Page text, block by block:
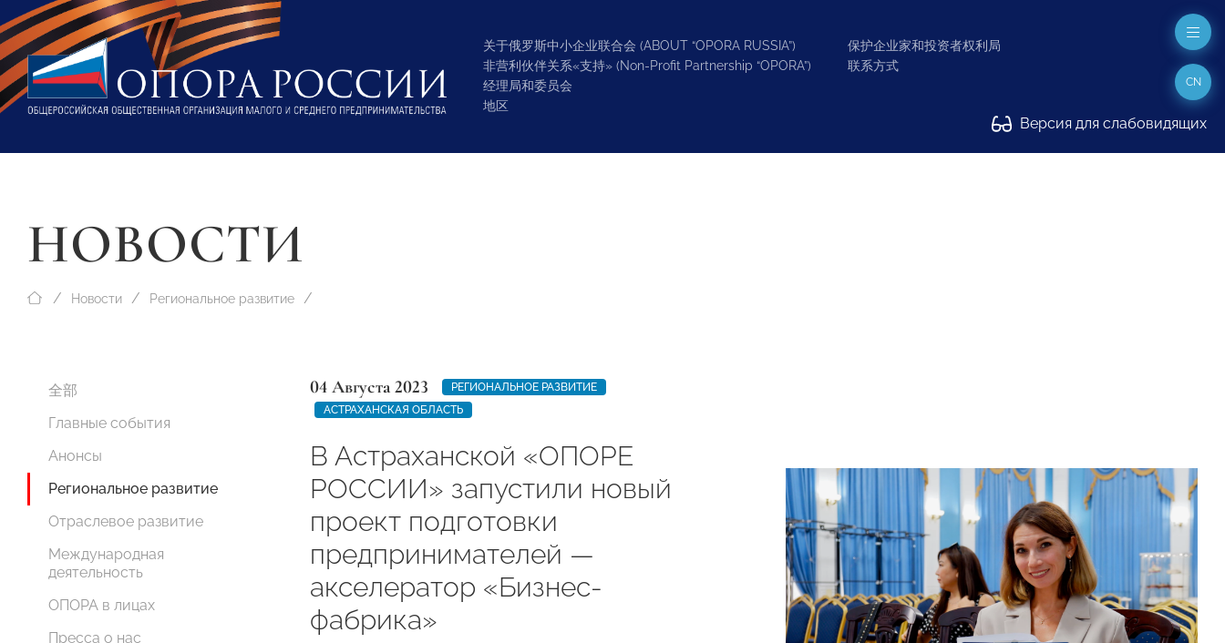
关于俄罗斯中小企业联合会 (ABOUT “OPORA RUSSIA”)
非营利伙伴关系«支持» (Non-Profit Partnership “OPORA”)
经理局和委员会
地区
保护企业家和投资者权利局
联系方式
Версия для слабовидящих
CN
НОВОСТИ
Новости Региональное развитие
全部
Главные события
Анонсы
Региональное развитие
Отраслевое развитие
Международная
деятельность
ОПОРА в лицах
Пресса о нас
04 Августа 2023
РЕГИОНАЛЬНОЕ РАЗВИТИЕ
АСТРАХАНСКАЯ ОБЛАСТЬ
В Астраханской «ОПОРЕ
РОССИИ» запустили новый
проект подготовки
предпринимателей —
акселератор «Бизнес-
фабрика»